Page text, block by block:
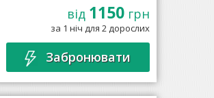
від 1150грн
за 1 ніч для 2 дорослих
Забронювати